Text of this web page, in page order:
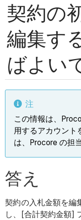
契約の
編集す
ばよい
注
この情報は、
用するアカウント
は、Procore の担
答え
契約の入札金額を編
し、[合計契約金額]